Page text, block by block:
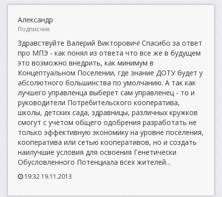
Александр
Подписчик
Здравствуйте Валерий Викторович! Спасибо за ответ
про МПЭ - как понял из ответа что все же в будущем
это возможно внедрить, как минимум в
Концептуальном Поселении, где знание ДОТУ будет у
абсолютного большинства по умолчанию. А так как
лучшего управленца выберет сам управленец - то и
руководители Потребительского кооператива,
школы, детских сада, здравницы, различных кружков
смогут с учетом общего одобрения разработать не
только эффективную экономику на уровне поселения,
кооператива или сетью кооперативов, но и создать
наилучшие условия для освоения Генетически
Обусловленного Потенциала всех жителей...
19:32 19.11.2013